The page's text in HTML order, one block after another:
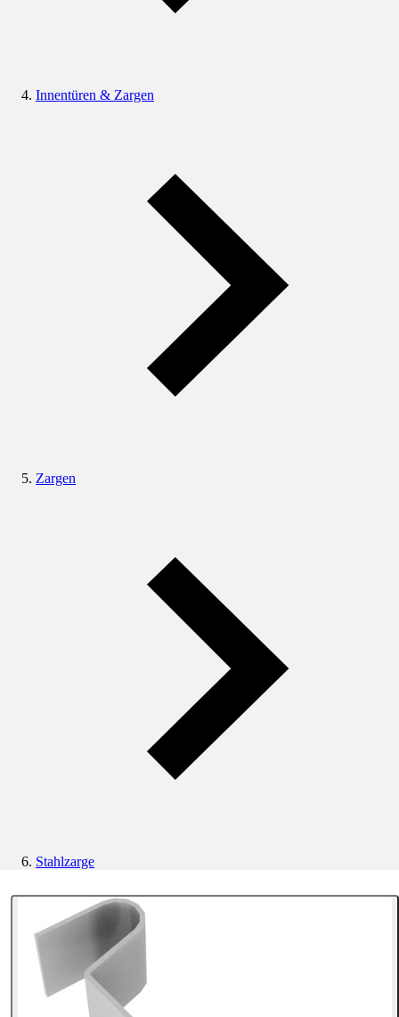
Innentüren & Zargen
Zargen
Stahlzarge